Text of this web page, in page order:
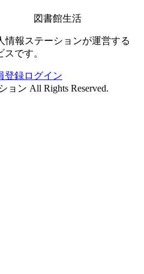
図書館生活
情報ステーションが運営する
です。
登録ログイン
ョン All Rights Reserved.